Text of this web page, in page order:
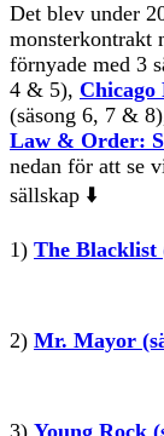
Det blev under
monsterkontrakt
förnyade med 3
4 & 5), Chicago
(säsong 6, 7 &
Law & Order:
nedan för att se
sällskap ⬇️
1) The Blacklist
2) Mr. Mayor